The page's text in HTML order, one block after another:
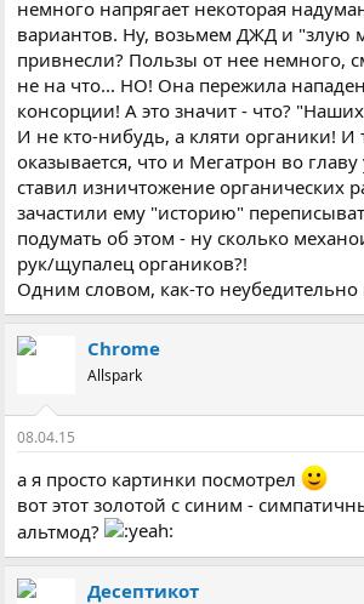
немного напрягает некоторая
вариантов. Ну, возьмем ДЖД и "злую
привнесли? Пользы от нее немного,
не на что... НО! Она пережила
консорции! А это значит - что?
И не кто-нибудь, а кляти органики! И
оказывается, что и Мегатрон во главу
ставил изничтожение органических
зачастили ему "историю"
подумать об этом - ну сколько
рук/щупалец органиков?!
Одним словом, как-то неубедительно
Chrome
Allspark
08.04.15
а я просто картинки посмотрел
вот этот золотой с синим -
альтмод?
Десептикот